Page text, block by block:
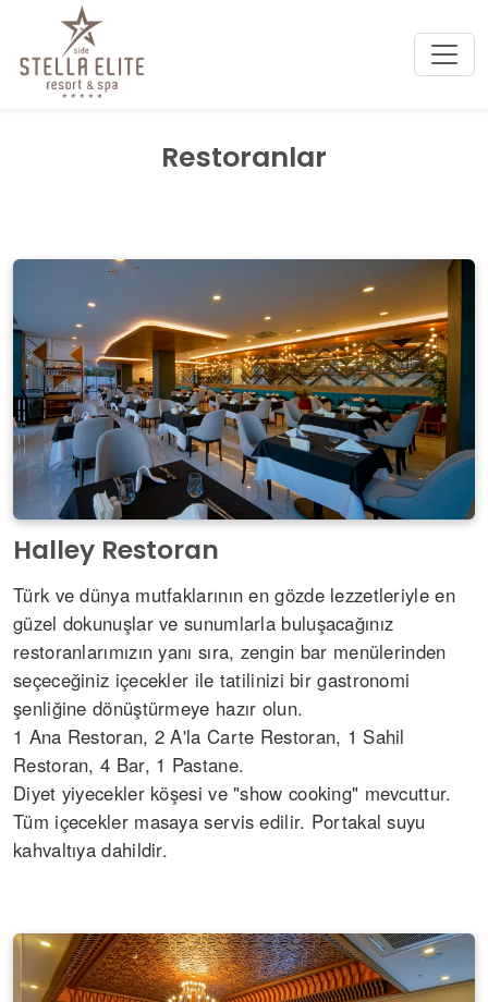
Restoranlar
Halley Restoran
Türk ve dünya mutfaklarının en gözde lezzetleriyle en
güzel dokunuşlar ve sunumlarla buluşacağınız
restoranlarımızın yanı sıra, zengin bar menülerinden
seçeceğiniz içecekler ile tatilinizi bir gastronomi
şenliğine dönüştürmeye hazır olun.
1 Ana Restoran, 2 A'la Carte Restoran, 1 Sahil
Restoran, 4 Bar, 1 Pastane.
Diyet yiyecekler köşesi ve "show cooking" mevcuttur.
Tüm içecekler masaya servis edilir. Portakal suyu
kahvaltıya dahildir.